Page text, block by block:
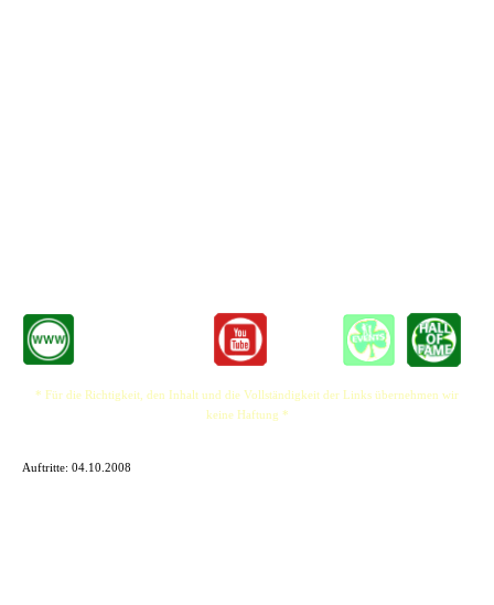
* Für die Richtigkeit, den Inhalt und die Vollständigkeit der Links übernehmen wir
keine Haftung *
Auftritte: 04.10.2008